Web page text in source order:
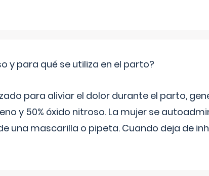
y para qué se utiliza en el parto?
para aliviar el dolor durante el parto,
y 50% óxido nitroso. La mujer se
una mascarilla o pipeta. Cuando deja de